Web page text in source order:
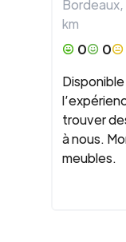
Bordeaux,
km
0
0
trouver
à nous.
meubles.